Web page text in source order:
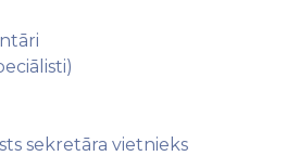
sekretāra vietnieks